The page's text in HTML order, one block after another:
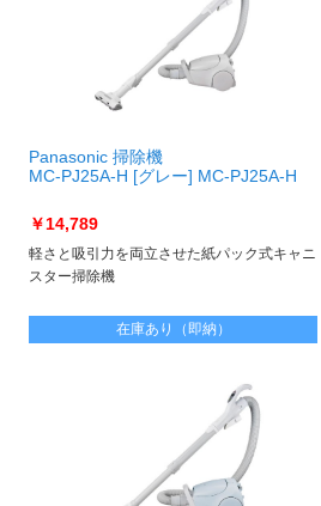
Panasonic 掃除機
MC-PJ25A-H [グレー] MC-PJ25A-H
￥14,789
軽さと吸引力を両立させた紙パック式キャニ
スター掃除機
在庫あり（即納）